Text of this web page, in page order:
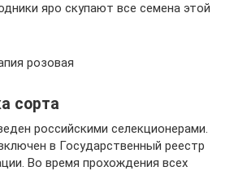
яро скупают все семена этой
розовая
сорта
российскими селекционерами.
в Государственный реестр
Во время прохождения всех